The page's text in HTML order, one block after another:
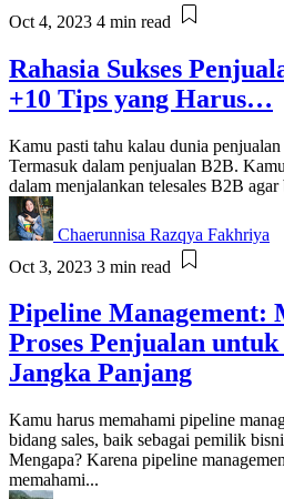
Oct 4, 2023 4 min read
Rahasia Sukses
+10 Tips yang Harus…
Kamu pasti tahu kalau dunia
Termasuk dalam penjualan B2B.
dalam menjalankan telesales B2B agar
Chaerunnisa Razqya Fakhriya
Oct 3, 2023 3 min read
Pipeline Management:
Proses Penjualan untuk
Jangka Panjang
Kamu harus memahami pipeline
bidang sales, baik sebagai pemilik
Mengapa? Karena pipeline
memahami...